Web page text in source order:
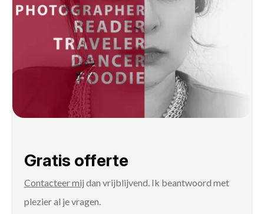
Gratis offerte
Contacteer mij dan vrijblijvend. Ik beantwoord met
plezier al je vragen.